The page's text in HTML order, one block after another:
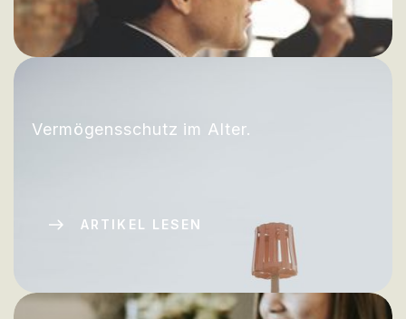
Vermögensschutz im Alter.
ARTIKEL LESEN